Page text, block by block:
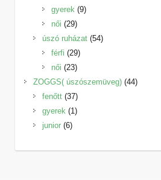
termék
gyerek 99
női 2929
termék
úszó ruházat 5454
férfi 2929
női 2323
termék
ZOGGS( úszószemüveg) 4444
fenőtt 3737
termék
gyerek 11
junior 66